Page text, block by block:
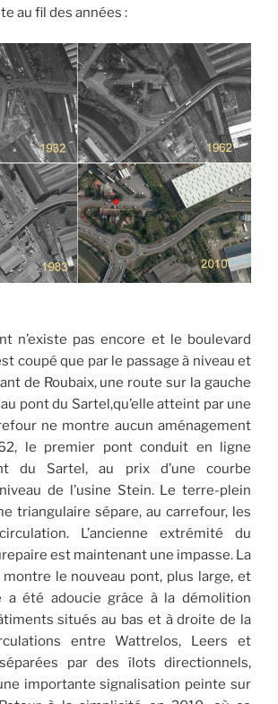
au fil des années :
n’existe pas encore et le boulevard
coupé que par le passage à niveau et
de Roubaix, une route sur la gauche
pont du Sartel,qu’elle atteint par une
ne montre aucun aménagement
le premier pont conduit en ligne
du Sartel, au prix d’une courbe
de l’usine Stein. Le terre-plein
triangulaire sépare, au carrefour, les
L’ancienne extrémité du
est maintenant une impasse. La
le nouveau pont, plus large, et
a été adoucie grâce à la démolition
situés au bas et à droite de la
entre Wattrelos, Leers et
par des îlots directionnels,
importante signalisation peinte sur